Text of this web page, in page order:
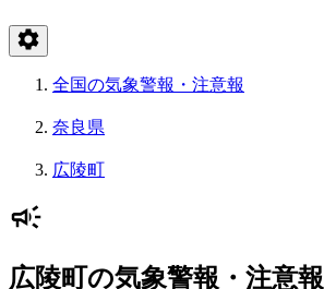
全国の気象警報・注意報
奈良県
広陵町
広陵町の気象警報・注意報